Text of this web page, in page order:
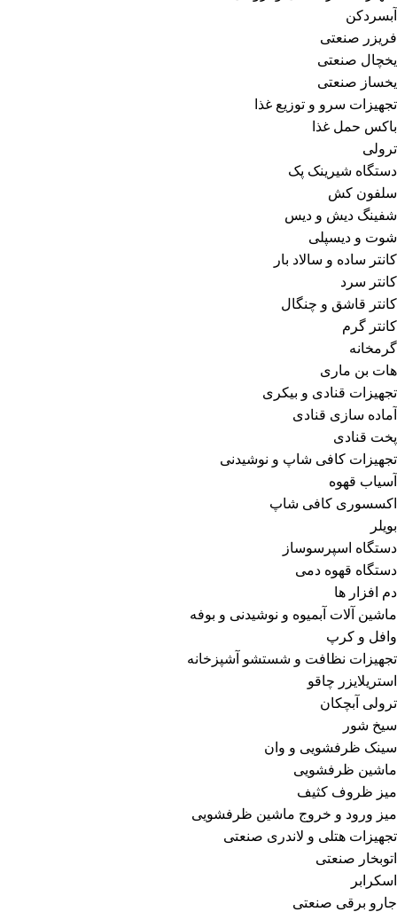
آبسردکن
فریزر صنعتی
یخچال صنعتی
یخساز صنعتی
تجهیزات سرو و توزیع غذا
باکس حمل غذا
ترولی
دستگاه شیرینک پک
سلفون کش
شفینگ دیش و دیس
شوت و دیسپلی
کانتر ساده و سالاد بار
کانتر سرد
کانتر قاشق و چنگال
کانتر گرم
گرمخانه
هات بن ماری
تجهیزات قنادی و بیکری
آماده سازی قنادی
پخت قنادی
تجهیزات کافی شاپ و نوشیدنی
آسیاب قهوه
اکسسوری کافی شاپ
بویلر
دستگاه اسپرسوساز
دستگاه قهوه دمی
دم افزار ها
ماشین آلات آبمیوه و نوشیدنی و بوفه
وافل و کرپ
تجهیزات نظافت و شستشو آشپزخانه
استریلایزر چاقو
ترولی آبچکان
سیخ شور
سینک ظرفشویی و وان
ماشین ظرفشویی
میز ظروف کثیف
میز ورود و خروج ماشین ظرفشویی
تجهیزات هتلی و لاندری صنعتی
اتوبخار صنعتی
اسکرابر
جارو برقی صنعتی